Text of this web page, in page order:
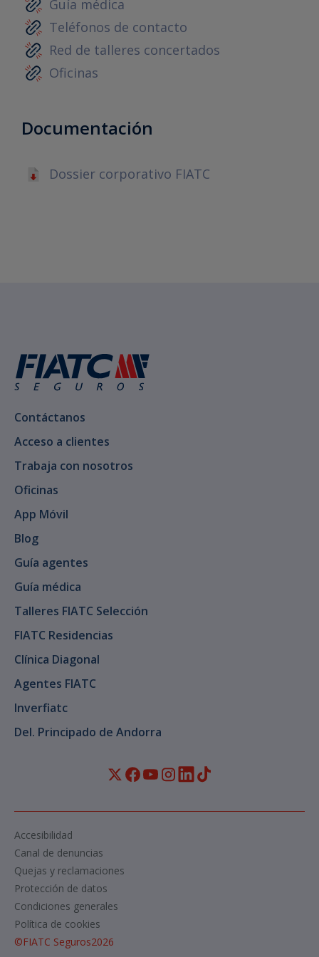
Guía médica
Teléfonos de contacto
Red de talleres concertados
Oficinas
Documentación
Dossier corporativo FIATC
Contáctanos
Acceso a clientes
Trabaja con nosotros
Oficinas
App Móvil
Blog
Guía agentes
Guía médica
Talleres FIATC Selección
FIATC Residencias
Clínica Diagonal
Agentes FIATC
Inverfiatc
Del. Principado de Andorra
©FIATC Seguros2026
Política de cookies
Condiciones generales
Protección de datos
Quejas y reclamaciones
Canal de denuncias
Accesibilidad